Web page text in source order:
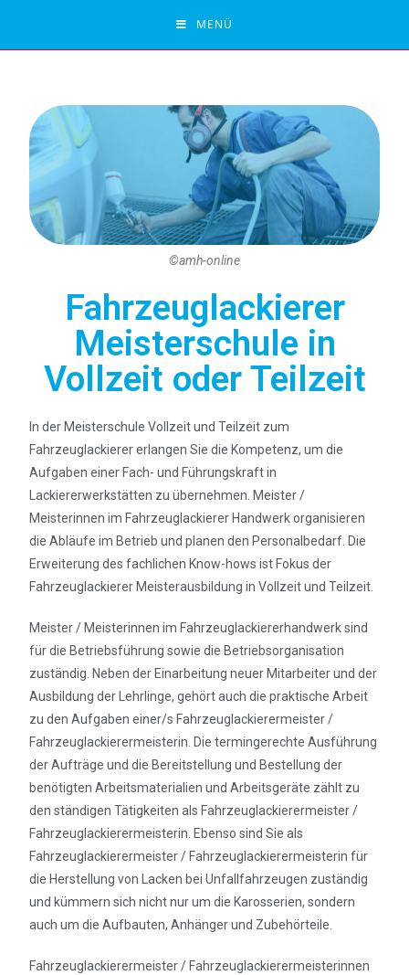
MENÜ
©amh-online
Fahrzeuglackierer
Meisterschule in
Vollzeit oder Teilzeit
In der Meisterschule Vollzeit und Teilzeit zum
Fahrzeuglackierer erlangen Sie die Kompetenz, um die
Aufgaben einer Fach- und Führungskraft in
Lackiererwerkstätten zu übernehmen. Meister /
Meisterinnen im Fahrzeuglackierer Handwerk organisieren
die Abläufe im Betrieb und planen den Personalbedarf. Die
Erweiterung des fachlichen Know-hows ist Fokus der
Fahrzeuglackierer Meisterausbildung in Vollzeit und Teilzeit.
Meister / Meisterinnen im Fahrzeuglackiererhandwerk sind
für die Betriebsführung sowie die Betriebsorganisation
zuständig. Neben der Einarbeitung neuer Mitarbeiter und der
Ausbildung der Lehrlinge, gehört auch die praktische Arbeit
zu den Aufgaben einer/s Fahrzeuglackierermeister /
Fahrzeuglackierermeisterin. Die termingerechte Ausführung
der Aufträge und die Bereitstellung und Bestellung der
benötigten Arbeitsmaterialien und Arbeitsgeräte zählt zu
den ständigen Tätigkeiten als Fahrzeuglackierermeister /
Fahrzeuglackierermeisterin. Ebenso sind Sie als
Fahrzeuglackierermeister / Fahrzeuglackierermeisterin für
die Herstellung von Lacken bei Unfallfahrzeugen zuständig
und kümmern sich nicht nur um die Karosserien, sondern
auch um die Aufbauten, Anhänger und Zubehörteile.
Fahrzeuglackierermeister / Fahrzeuglackierermeisterinnen